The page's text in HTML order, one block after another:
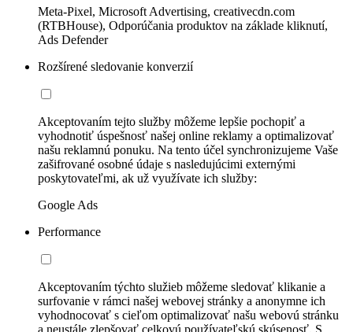
Meta-Pixel, Microsoft Advertising, creativecdn.com
(RTBHouse), Odporúčania produktov na základe kliknutí,
Ads Defender
Rozšírené sledovanie konverzií
Akceptovaním tejto služby môžeme lepšie pochopiť a
vyhodnotiť úspešnosť našej online reklamy a optimalizovať
našu reklamnú ponuku. Na tento účel synchronizujeme Vaše
zašifrované osobné údaje s nasledujúcimi externými
poskytovateľmi, ak už využívate ich služby:
Google Ads
Performance
Akceptovaním týchto služieb môžeme sledovať klikanie a
surfovanie v rámci našej webovej stránky a anonymne ich
vyhodnocovať s cieľom optimalizovať našu webovú stránku
a neustále zlepšovať celkovú používateľskú skúsenosť. S